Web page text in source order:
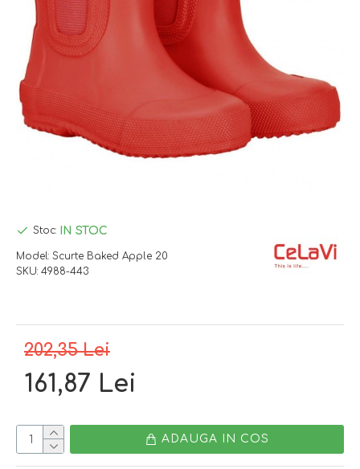
202,35 Lei
161,87 Lei
Stoc: IN STOC
Model: Scurte Baked Apple 20
SKU: 4988-443
ADAUGA IN COS